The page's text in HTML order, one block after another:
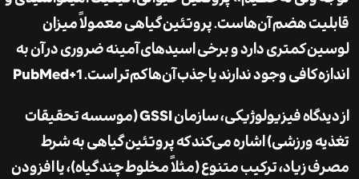
هضم آن‌هاست. پروتئین گیاهی معمولاً میزان
کمتری دارد و برخی اسیدهای آمینه ضروری در آن به
کافی وجود ندارند یا جذب آن‌ها کم‌تر است. PubMed+1
از دیدگاه فیزیولوژیکی، سازمان GSSI (موسسه تحقیقات
ورزشی) اشاره می‌کند که پروتئین گیاهی به شرط
ترکیب متنوع (مثلاً مخلوط چند گیاه)، یا افزودن